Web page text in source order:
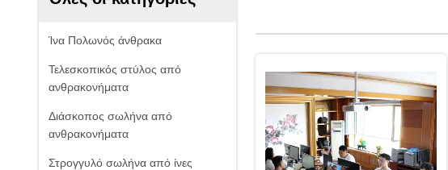
Ίνα Πολωνός άνθρακα
Τελεσκοπικός στύλος από
ανθρακονήματα
Διάσκοπος σωλήνα από
ανθρακονήματα
Στρογγυλό σωλήνα από ίνες